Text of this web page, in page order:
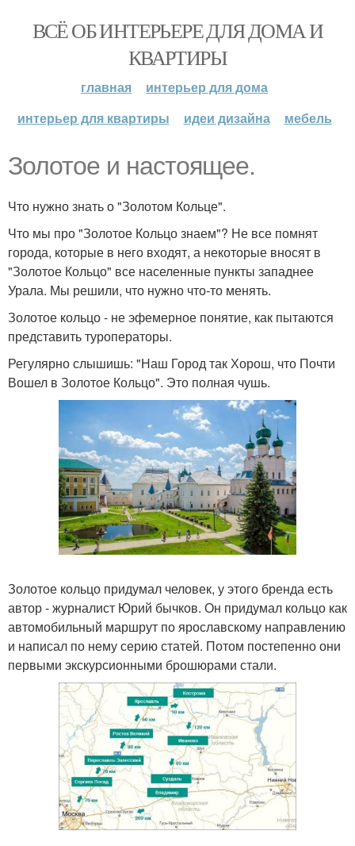
ВСЁ ОБ ИНТЕРЬЕРЕ ДЛЯ ДОМА И
КВАРТИРЫ
главная
интерьер для дома
интерьер для квартиры
идеи дизайна мебель
Золотое и настоящее.
Что нужно знать о "Золотом Кольце".
Что мы про "Золотое Кольцо знаем"? Не все помнят
города, которые в него входят, а некоторые вносят в
"Золотое Кольцо" все населенные пункты западнее
Урала. Мы решили, что нужно что-то менять.
Золотое кольцо - не эфемерное понятие, как пытаются
представить туроператоры.
Регулярно слышишь: "Наш Город так Хорош, что Почти
Вошел в Золотое Кольцо". Это полная чушь.
Золотое кольцо придумал человек, у этого бренда есть
автор - журналист Юрий бычков. Он придумал кольцо как
автомобильный маршрут по ярославскому направлению
и написал по нему серию статей. Потом постепенно они
первыми экскурсионными брошюрами стали.